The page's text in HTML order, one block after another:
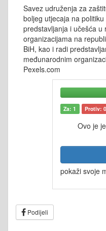
Savez udruženja za
boljeg utjecaja na
predstavljanja i učešća u
organizacijama na
BiH, kao i radi
međunarodnim
Pexels.com
Za: 1 Protiv: 0
Ovo je
pokaži svoje
Podijeli